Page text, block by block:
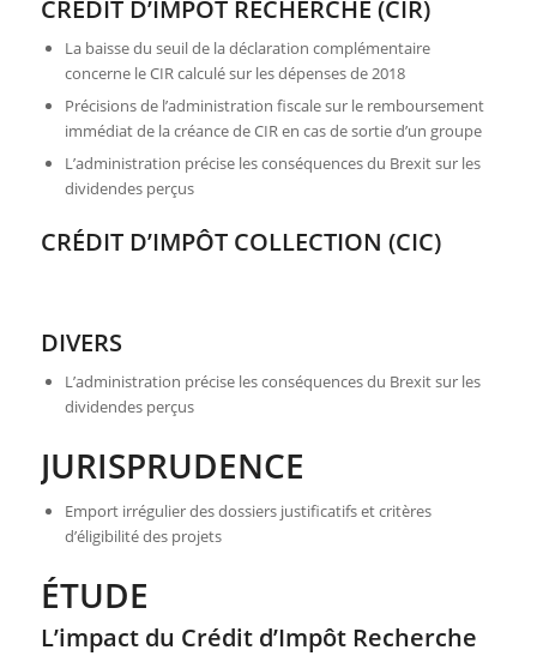
CRÉDIT D’IMPÔT RECHERCHE (CIR)
La baisse du seuil de la déclaration complémentaire
concerne le CIR calculé sur les dépenses de 2018
Précisions de l’administration fiscale sur le remboursement
immédiat de la créance de CIR en cas de sortie d’un groupe
L’administration précise les conséquences du Brexit sur les
dividendes perçus
CRÉDIT D’IMPÔT COLLECTION (CIC)
DIVERS
L’administration précise les conséquences du Brexit sur les
dividendes perçus
JURISPRUDENCE
Emport irrégulier des dossiers justificatifs et critères
d’éligibilité des projets
ÉTUDE
L’impact du Crédit d’Impôt Recherche